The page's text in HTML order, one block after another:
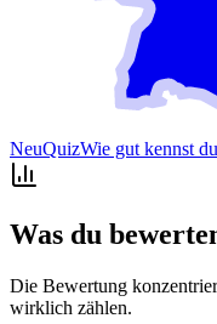
NeuQuizWie gut kennst
Was du
Die Bewertung
wirklich zählen.